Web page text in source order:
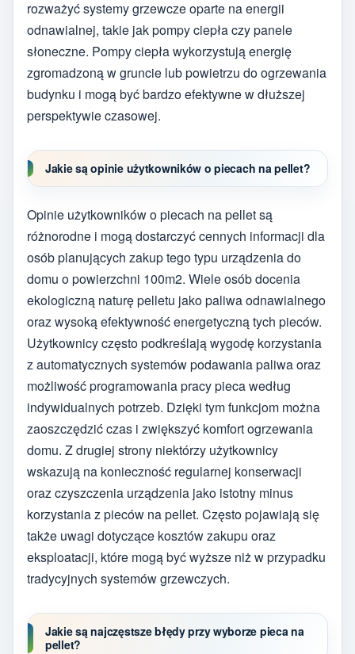
rozważyć systemy grzewcze oparte na energii
odnawialnej, takie jak pompy ciepła czy panele
słoneczne. Pompy ciepła wykorzystują energię
zgromadzoną w gruncie lub powietrzu do ogrzewania
budynku i mogą być bardzo efektywne w dłuższej
perspektywie czasowej.
Jakie są opinie użytkowników o piecach na pellet?
Opinie użytkowników o piecach na pellet są
różnorodne i mogą dostarczyć cennych informacji dla
osób planujących zakup tego typu urządzenia do
domu o powierzchni 100m2. Wiele osób docenia
ekologiczną naturę pelletu jako paliwa odnawialnego
oraz wysoką efektywność energetyczną tych pieców.
Użytkownicy często podkreślają wygodę korzystania
z automatycznych systemów podawania paliwa oraz
możliwość programowania pracy pieca według
indywidualnych potrzeb. Dzięki tym funkcjom można
zaoszczędzić czas i zwiększyć komfort ogrzewania
domu. Z drugiej strony niektórzy użytkownicy
wskazują na konieczność regularnej konserwacji
oraz czyszczenia urządzenia jako istotny minus
korzystania z pieców na pellet. Często pojawiają się
także uwagi dotyczące kosztów zakupu oraz
eksploatacji, które mogą być wyższe niż w przypadku
tradycyjnych systemów grzewczych.
Jakie są najczęstsze błędy przy wyborze pieca na
pellet?